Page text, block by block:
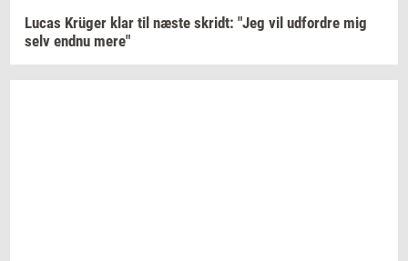
Lucas Krüger klar til næste skridt: "Jeg vil ud­for­dre mig
selv endnu mere"